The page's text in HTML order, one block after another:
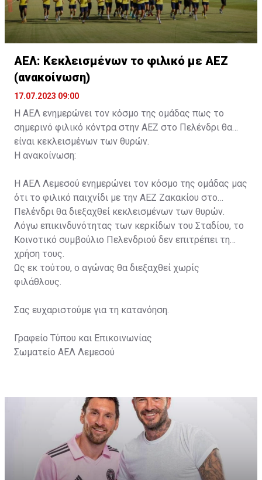
ΑΕΛ: Κεκλεισμένων το φιλικό με ΑΕΖ
(ανακοίνωση)
17.07.2023 09:00
Η ΑΕΛ ενημερώνει τον κόσμο της ομάδας πως το
σημερινό φιλικό κόντρα στην ΑΕΖ στο Πελένδρι θα
είναι κεκλεισμένων των θυρών.
Η ανακοίνωση:
Η ΑΕΛ Λεμεσού ενημερώνει τον κόσμο της ομάδας μας
ότι το φιλικό παιχνίδι με την ΑΕΖ Ζακακίου στο
Πελένδρι θα διεξαχθεί κεκλεισμένων των θυρών.
Λόγω επικινδυνότητας των κερκίδων του Σταδίου, το
Κοινοτικό συμβούλιο Πελενδριού δεν επιτρέπει τη
χρήση τους.
Ως εκ τούτου, ο αγώνας θα διεξαχθεί χωρίς
φιλάθλους.
Σας ευχαριστούμε για τη κατανόηση.
Γραφείο Τύπου και Επικοινωνίας
Σωματείο ΑΕΛ Λεμεσού